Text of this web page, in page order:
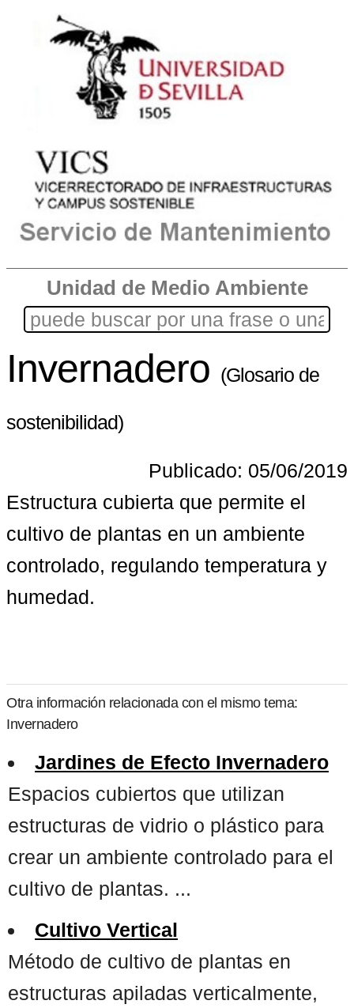
Unidad de Medio Ambiente
Invernadero (Glosario de
sostenibilidad)
Publicado: 05/06/2019
Estructura cubierta que permite el
cultivo de plantas en un ambiente
controlado, regulando temperatura y
humedad.
Otra información relacionada con el mismo tema:
Invernadero
Jardines de Efecto Invernadero
Espacios cubiertos que utilizan
estructuras de vidrio o plástico para
crear un ambiente controlado para el
cultivo de plantas. ...
Cultivo Vertical
Método de cultivo de plantas en
estructuras apiladas verticalmente,